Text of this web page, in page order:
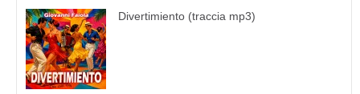
Divertimiento (traccia mp3)